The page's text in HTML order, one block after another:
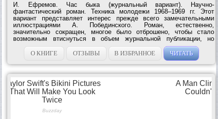
И. Ефремов. Час быка (журнальный вариант). Научно-
фантастический роман. Техника молодежи 1968–1969 гг. Этот
вариант представляет интерес прежде всего замечательными
иллюстрациями А. Побединского. Роман, естественно,
значительно сокращен, многое было отброшено, чтобы стало
возможным втиснуться в объем журнальной публикации, но
знатоки творчества И. Ефремова легко заметят, что в некоторых
местах несколько по-другому расставлены...
О КНИГЕ ОТЗЫВЫ В ИЗБРАННОЕ ЧИТАТЬ